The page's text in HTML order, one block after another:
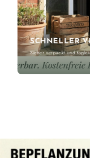
SCHNELLER
Sicher verpackt und